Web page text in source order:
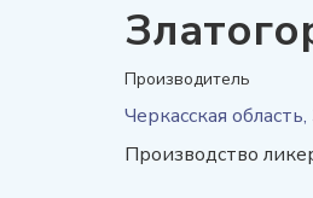
Производитель
Черкасская
Производство